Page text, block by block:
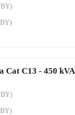
Cat C13 - 450 kVA